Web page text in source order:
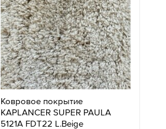
Ковровое покрытие
KAPLANCER SUPER PAULA
5121A FDT22 L.Beige